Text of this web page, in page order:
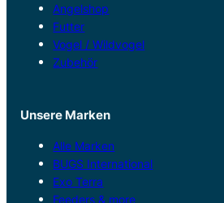
Angelshop
Futter
Vogel / Wildvogel
Zubehör
Unsere Marken
Alle Marken
BUGS International
Exo Terra
Feeders & more